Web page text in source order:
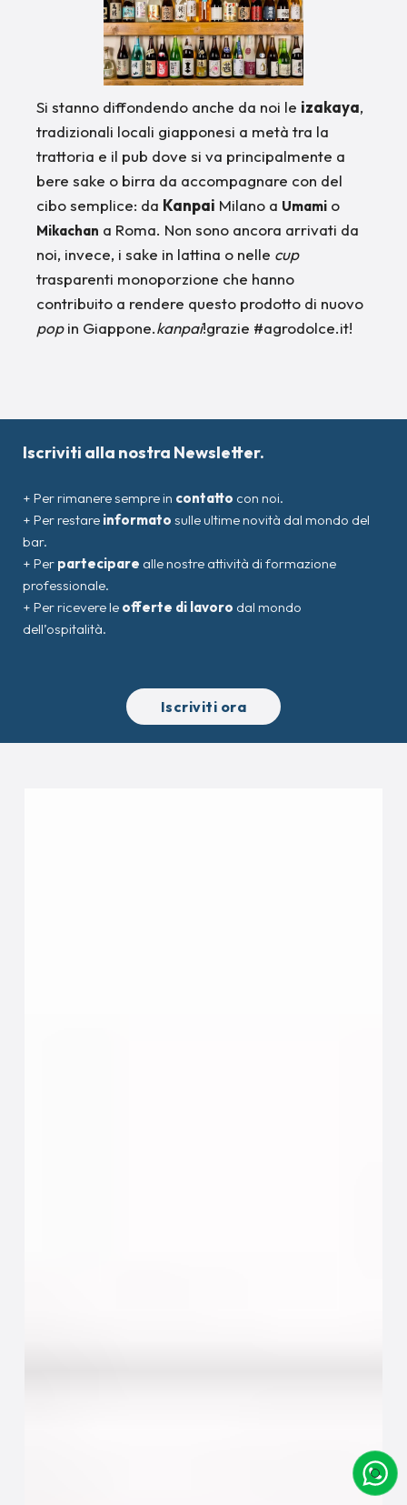
Si stanno diffondendo anche da noi le izakaya,
tradizionali locali giapponesi a metà tra la
trattoria e il pub dove si va principalmente a
bere sake o birra da accompagnare con del
cibo semplice: da Kanpai Milano a Umami o
Mikachan a Roma. Non sono ancora arrivati da
noi, invece, i sake in lattina o nelle cup
trasparenti monoporzione che hanno
contribuito a rendere questo prodotto di nuovo
popin Giappone.kanpai!grazie #agrodolce.it!
Iscriviti alla nostra Newsletter.
+ Per rimanere sempre in contatto con noi.
+ Per restare informato sulle ultime novità dal mondo del
bar.
+ Per partecipare alle nostre attività di formazione
professionale.
+ Per ricevere le offerte di lavoro dal mondo
dell’ospitalità.
Iscriviti ora